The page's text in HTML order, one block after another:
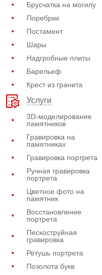
Брусчатка на могилу
Поребрик
Постамент
Шары
Надгробные плиты
Барельеф
Крест из гранита
Услуги
3D-моделирование
памятников
Гравировка на
памятниках
Гравировка портрета
Ручная гравировка
портрета
Цветное фото на
памятник
Восстановление
портрета
Пескоструйная
гравировка
Ретушь портрета
Позолота букв